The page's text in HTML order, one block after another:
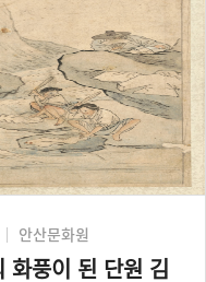
안산문화원
화풍이 된 단원 김